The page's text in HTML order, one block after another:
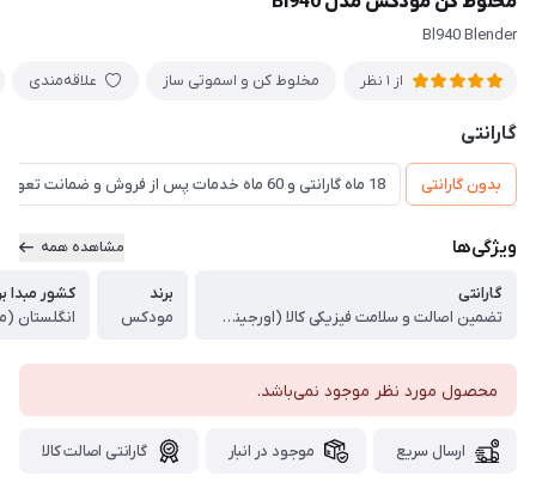
Bl940 Blender
از 1 نظر مخلوط کن و اسموتی ساز علاقه‌مندی
گارانتی
بدون گارانتی 18 ماه گارانتی و 60 ماه خدمات پس از فروش و ضمانت تعویض
ویژگی‌ها مشاهده همه
گارانتی
تضمین اصالت و سلامت فیزیکی کالا (اورجینال)
برند
مودکس
کشور مبدا
انگلستان
محصول مورد نظر موجود نمی‌باشد.
ارسال سریع موجود در انبار گارانتی اصالت کالا